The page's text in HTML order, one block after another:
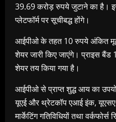
39.69 करोड़ रुपये जुटाने का है।
प्लेटफॉर्म पर सूचीबद्ध होंगे।
आईपीओ के तहत 10 रुपये अंकित
शेयर जारी किए जाएंगे। प्राइस
शेयर तय किया गया है।
आईपीओ से प्राप्त शुद्ध आय का
यूएई और थ्रेटकॉप एआई इंक,
मार्केटिंग गतिविधियों तथा